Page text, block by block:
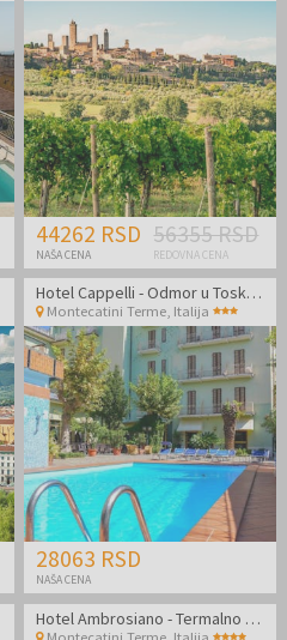
44262 RSD
NAŠA CENA
56355 RSD
REDOVNA CENA
Hotel Cappelli - Odmor u Toskani
Montecatini Terme, Italija
28063 RSD
NAŠA CENA
Hotel Ambrosiano - Termalno opuštanje u srcu Toskane